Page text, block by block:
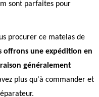
sont parfaites pour
procurer ce matelas de
offrons une expédition en
généralement
plus qu'à commander et